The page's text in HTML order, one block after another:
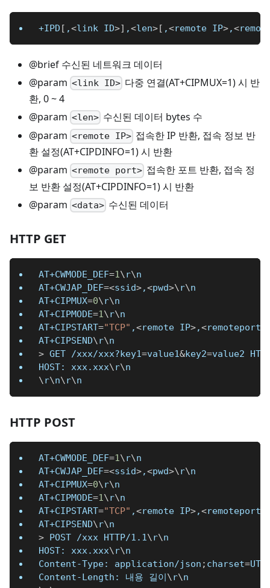
+IPD [ ,<link ID>] ,<len>[ ,<remote IP>,<
@brief 수신된 네트워크 데이터
@param <link ID> 다중 연결(AT+CIPMUX=1) 시 반
환, 0 ~ 4
@param <len> 수신된 데이터 bytes 수
@param <remote IP> 접속한 IP 반환, 접속 정보 반
환 설정(AT+CIPDINFO=1) 시 반환
@param <remote port> 접속한 포트 반환, 접속 정
보 반환 설정(AT+CIPDINFO=1) 시 반환
@param <data> 수신된 데이터
HTTP GET
AT+CWMODE_DEF=1\r\n
AT+CWJAP_DEF=<ssid>,<pwd>\r\n
AT+CIPMUX=0\r\n
AT+CIPMODE=1\r\n
AT+CIPSTART="TCP" ,<remote IP>,<remoteport
AT+CIPSEND\r\n
> GET /xxx/xxx?key1=value1&key2=value2
HOST: xxx.xxx\r\n
\r\n\r\n
HTTP POST
AT+CWMODE_DEF=1\r\n
AT+CWJAP_DEF=<ssid>,<pwd>\r\n
AT+CIPMUX=0\r\n
AT+CIPMODE=1\r\n
AT+CIPSTART="TCP" ,<remote IP>,<remoteport
AT+CIPSEND\r\n
> POST /xxx HTTP/1.1\r\n
HOST: xxx.xxx\r\n
Content-Type: application/json ; charset=
Content-Length: 내용 길이\r\n